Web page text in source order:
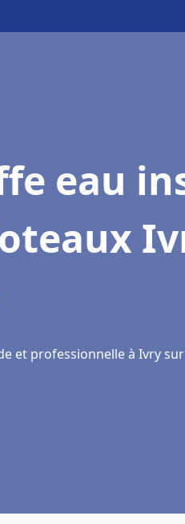
eau
et professionnelle à Ivry sur